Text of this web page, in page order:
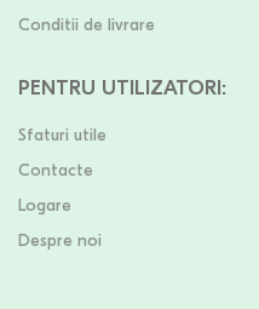
Conditii de livrare
PENTRU UTILIZATORI:
Sfaturi utile
Contacte
Logare
Despre noi